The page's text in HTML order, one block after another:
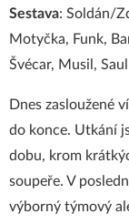
Sestava: Soldán/
Motyčka, Funk,
Švécar, Musil,
Dnes zasloužené
do konce. Utkání
dobu, krom
soupeře. V
výborný týmový